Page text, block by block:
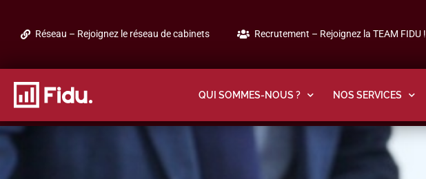
Réseau – Rejoignez le réseau de cabinets Recrutement – Rejoignez la TEAM FIDU !
QUI SOMMES-NOUS ? NOS SERVICES